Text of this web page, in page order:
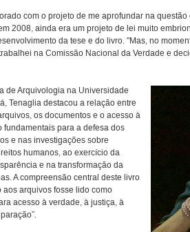
com o projeto de me aprofundar na
2008, ainda era um projeto de lei muito
da tese e do livro. "Mas, no
na Comissão Nacional da Verdade e
de Arquivologia na Universidade
Tenaglia destacou a relação entre
os documentos e o acesso à
fundamentais para a defesa dos
e nas investigações sobre
humanos, ao exercício da
e na transformação da
A compreensão central deste livro
aos arquivos fosse lido como
acesso à verdade, à justiça, à